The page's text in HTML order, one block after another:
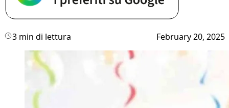
3 min di lettura February 20, 2025